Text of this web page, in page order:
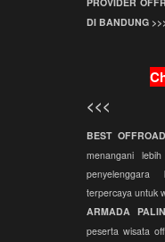
Character
Outbound
Fun Game
Outbound
Amazing
Fun
Treasure
DI BANDUNG
<<<
BEST
menangani
terpercaya untuk
ARMADA
peserta wisata